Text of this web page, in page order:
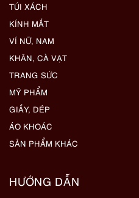
TÚI XÁCH
KÍNH MẮT
VÍ NỮ, NAM
KHĂN, CÀ VẠT
TRANG SỨC
MỸ PHẨM
GIẦY, DÉP
ÁO KHOÁC
SẢN PHẨM KHÁC
HƯỚNG DẪN